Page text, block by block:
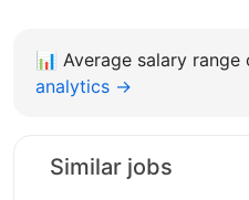
📊 Average salary
analytics →
Similar jobs